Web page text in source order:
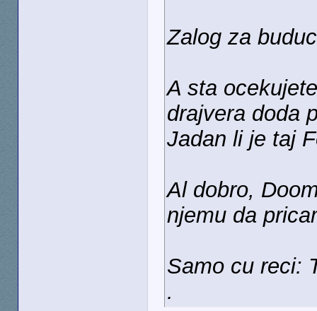
Zalog za
A sta
drajvera doda
Jadan li je taj
Al dobro,
njemu da
Samo cu reci:
.